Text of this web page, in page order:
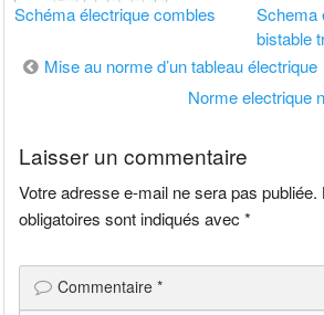
Schéma électrique combles
Schema
bistable
Navigation
Mise au norme d’un tableau électrique
Norme electrique
Laisser un commentaire
Votre adresse e-mail ne sera pas publiée.
obligatoires sont indiqués avec*
Commentaire*